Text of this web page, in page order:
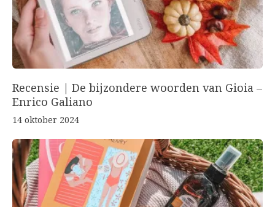
Recensie | De bijzondere woorden van Gioia –
Enrico Galiano
14 oktober 2024